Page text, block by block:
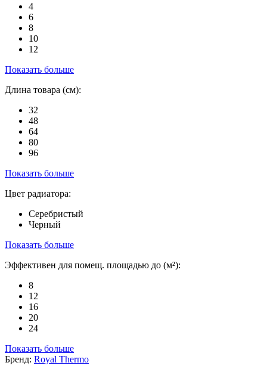
4
6
8
10
12
Показать больше
Длина товара (см):
32
48
64
80
96
Показать больше
Цвет радиатора:
Серебристый
Черный
Показать больше
Эффективен для помещ. площадью до (м²):
8
12
16
20
24
Показать больше
Бренд: Royal Thermo